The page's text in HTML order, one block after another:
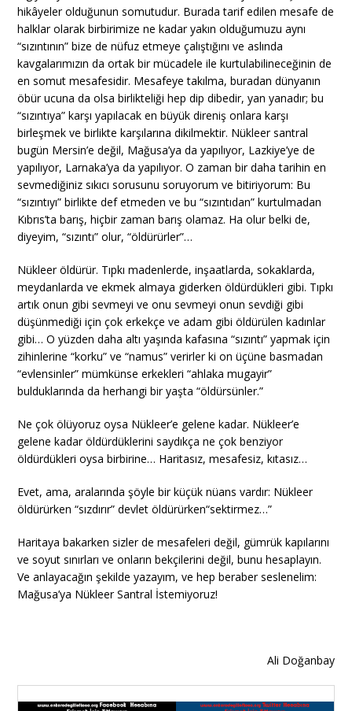
hikâyeler olduğunun somutudur. Burada tarif edilen mesafe de
halklar olarak birbirimize ne kadar yakın olduğumuzu aynı
“sızıntının” bize de nüfuz etmeye çalıştığını ve aslında
kavgalarımızın da ortak bir mücadele ile kurtulabilineceğinin de
en somut mesafesidir. Mesafeye takılma, buradan dünyanın
öbür ucuna da olsa birlikteliği hep dip dibedir, yan yanadır; bu
“sızıntıya” karşı yapılacak en büyük direniş onlara karşı
birleşmek ve birlikte karşılarına dikilmektir. Nükleer santral
bugün Mersin’e değil, Mağusa’ya da yapılıyor, Lazkiye’ye de
yapılıyor, Larnaka’ya da yapılıyor. O zaman bir daha tarihin en
sevmediğiniz sıkıcı sorusunu soruyorum ve bitiriyorum: Bu
“sızıntıyı” birlikte def etmeden ve bu “sızıntıdan” kurtulmadan
Kıbrıs’ta barış, hiçbir zaman barış olamaz. Ha olur belki de,
diyeyim, “sızıntı” olur, “öldürürler”…
Nükleer öldürür. Tıpkı madenlerde, inşaatlarda, sokaklarda,
meydanlarda ve ekmek almaya giderken öldürdükleri gibi. Tıpkı
artık onun gibi sevmeyi ve onu sevmeyi onun sevdiği gibi
düşünmediği için çok erkekçe ve adam gibi öldürülen kadınlar
gibi… O yüzden daha altı yaşında kafasına “sızıntı” yapmak için
zihinlerine “korku” ve “namus” verirler ki on üçüne basmadan
“evlensinler” mümkünse erkekleri “ahlaka mugayir”
bulduklarında da herhangi bir yaşta “öldürsünler.”
Ne çok ölüyoruz oysa Nükleer’e gelene kadar. Nükleer’e
gelene kadar öldürdüklerini saydıkça ne çok benziyor
öldürdükleri oysa birbirine… Haritasız, mesafesiz, kıtasız…
Evet, ama, aralarında şöyle bir küçük nüans vardır: Nükleer
öldürürken “sızdırır” devlet öldürürken“sektirmez…”
Haritaya bakarken sizler de mesafeleri değil, gümrük kapılarını
ve soyut sınırları ve onların bekçilerini değil, bunu hesaplayın.
Ve anlayacağın şekilde yazayım, ve hep beraber seslenelim:
Mağusa’ya Nükleer Santral İstemiyoruz!
Ali Doğanbay